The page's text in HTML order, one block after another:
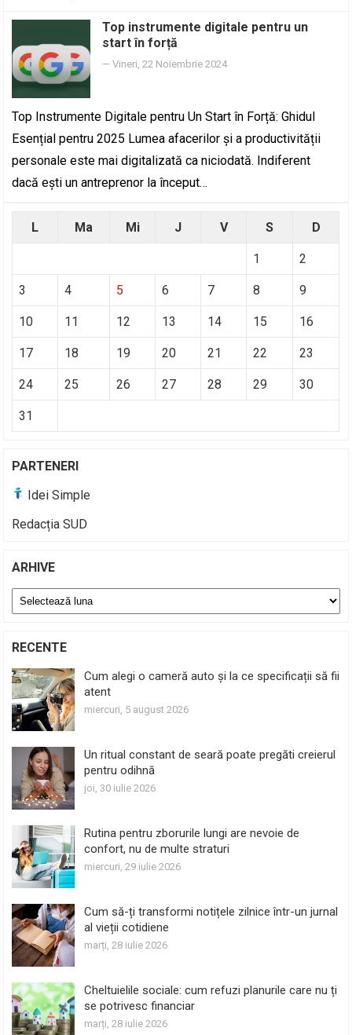
Top instrumente digitale pentru un
start în forță
—Vineri, 22 Noiembrie 2024
Top Instrumente Digitale pentru Un Start în Forță: Ghidul
Esențial pentru 2025 Lumea afacerilor și a productivității
personale este mai digitalizată ca niciodată. Indiferent
dacă ești un antreprenor la început…
L Ma Mi J V S D
1 2
3 4 5 6 7 8 9
10 11 12 13 14 15 16
17 18 19 20 21 22 23
24 25 26 27 28 29 30
31
PARTENERI
Idei Simple
Redacția SUD
ARHIVE
Arhive
RECENTE
Cum alegi o cameră auto și la ce specificații să fii
atent
miercuri, 5 august 2026
Un ritual constant de seară poate pregăti creierul
pentru odihnă
joi, 30 iulie 2026
Rutina pentru zborurile lungi are nevoie de
confort, nu de multe straturi
miercuri, 29 iulie 2026
Cum să-ți transformi notițele zilnice într-un jurnal
al vieții cotidiene
marți, 28 iulie 2026
Cheltuielile sociale: cum refuzi planurile care nu ți
se potrivesc financiar
marți, 28 iulie 2026